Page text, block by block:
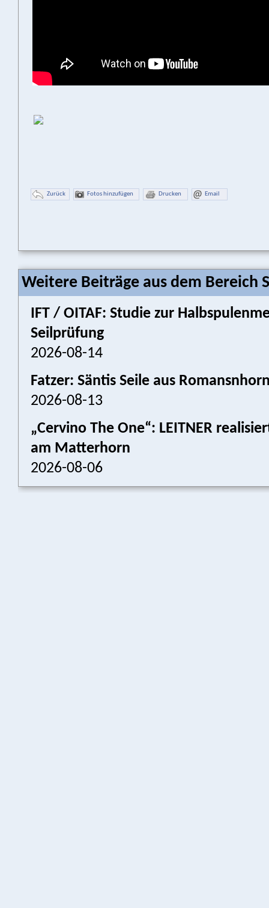
Zurück Fotos hinzufügen Drucken Email
Weitere Beiträge aus dem Bereich
IFT / OITAF: Studie zur
Seilprüfung
2026-08-14
Fatzer: Säntis Seile aus
2026-08-13
„Cervino The One“: LEITNER
am Matterhorn
2026-08-06